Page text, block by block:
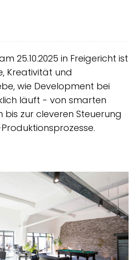
25.10.2025 in Freigericht ist
Kreativität und
wie Development bei
läuft - von smarten
zur cleveren Steuerung